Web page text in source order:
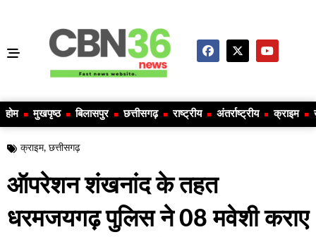
होम मुखपृष्ठ बिलासपुर छत्तीसगढ़ राष्ट्रीय अंतर्राष्ट्रीय क्राइम
क्राइम, छत्तीसगढ़
ऑपरेशन शंखनांद के तहत
धरमजयगढ़ पुलिस ने 08 मवेशी कराए